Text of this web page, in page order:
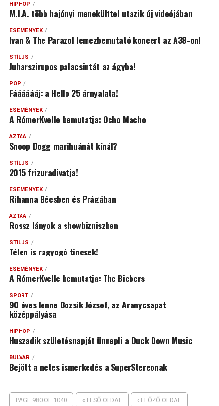
HIPHOP
M.I.A. több hajónyi menekülttel utazik új videójában
ESEMÉNYEK
Ivan & The Parazol lemezbemutató koncert az A38-on!
STÍLUS
Juharszirupos palacsintát az ágyba!
POP
Fááááááj: a Hello 25 árnyalata!
ESEMÉNYEK
A RómerKvelle bemutatja: Ocho Macho
AZTAA
Snoop Dogg marihuánát kínál?
STÍLUS
2015 frizuradivatja!
ESEMÉNYEK
Rihanna Bécsben és Prágában
AZTAA
Rossz lányok a showbizniszben
STÍLUS
Télen is ragyogó tincsek!
ESEMÉNYEK
A RómerKvelle bemutatja: The Biebers
SPORT
90 éves lenne Bozsik József, az Aranycsapat
középpályása
HIPHOP
Huszadik születésnapját ünnepli a Duck Down Music
BULVÁR
Bejött a netes ismerkedés a SuperStereonak
PAGE 980 OF 1040 « ELSŐ OLDAL ‹ ELŐZŐ OLDAL